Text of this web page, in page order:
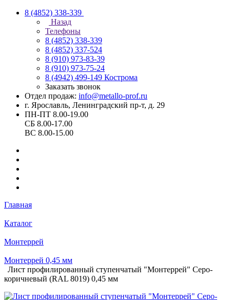
8 (4852) 338-339
Назад
Телефоны
8 (4852) 338-339
8 (4852) 337-524
8 (910) 973-83-39
8 (910) 973-75-24
8 (4942) 499-149 Кострома
Заказать звонок
Отдел продаж: info@metallo-prof.ru
г. Ярославль, Ленинградский пр-т, д. 29
ПН-ПТ 8.00-19.00
СБ 8.00-17.00
ВС 8.00-15.00
Главная
Каталог
Монтеррей
Монтеррей 0,45 мм
Лист профилированный ступенчатый "Монтеррей" Серо-
коричневый (RAL 8019) 0,45 мм